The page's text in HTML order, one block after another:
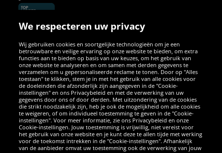
SOCIALE MEDIA
FacebookInstagram
WhatsApp
TikTokTwitterYouTube
APPS
We respecteren uw privacy
Wij gebruiken cookies en soortgelijke technologieën om je een
betrouwbare en veilige ervaring op onze website te bieden, om extra
functies aan te bieden op basis van uw keuzes, om het gebruik van
onze website te analyseren en om samen met derden gegevens te
verzamelen om u gepersonaliseerde reclame te tonen. Door op "Alles
toestaan" te klikken, stem je in met het gebruik van alle cookies voor
de doeleinden die afzonderlijk zijn aangegeven in de "Cookie-
instellingen" en ons Privacybeleid en met de verwerking van uw
gegevens door ons of door derden. Met uitzondering van de cookies
die strikt noodzakelijk zijn, heb je ook de mogelijkheid om alle cookies
te weigeren, of om individueel toestemming te geven in de "Cookie-
instellingen". Voor meer informatie, zie ons Privacybeleid en onze
Cookie-instellingen. Jouw toestemming is vrijwillig, niet vereist voor
het gebruik van onze website en je kunt deze te allen tijde met werking
voor de toekomst intrekken in de "Cookie-instellingen". Afhankelijk
van de aanbieder omvat uw toestemming ook de verwerking van jouw